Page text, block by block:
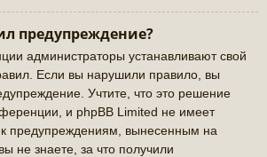
предупреждение?
администраторы устанавливают свой
Если вы нарушили правило, вы
Учтите, что это решение
и phpBB Limited не имеет
к предупреждениям, вынесенным на
не знаете, за что получили